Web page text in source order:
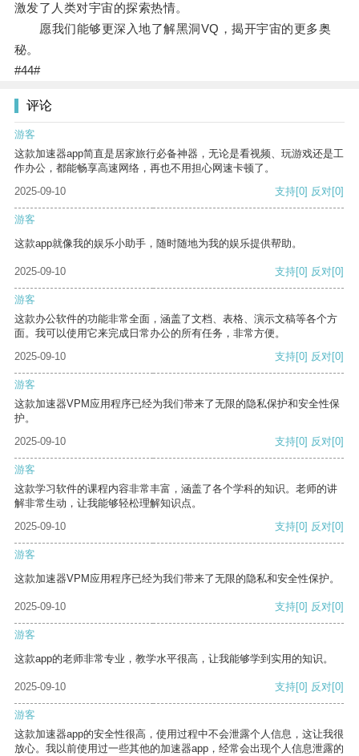
激发了人类对宇宙的探索热情。
愿我们能够更深入地了解黑洞VQ，揭开宇宙的更多奥
秘。
#44#
评论
游客
这款加速器app简直是居家旅行必备神器，无论是看视频、玩游戏还是工
作办公，都能畅享高速网络，再也不用担心网速卡顿了。
2025-09-10
支持[0] 反对[0]
游客
这款app就像我的娱乐小助手，随时随地为我的娱乐提供帮助。
2025-09-10 支持[0] 反对[0]
游客
这款办公软件的功能非常全面，涵盖了文档、表格、演示文稿等各个方
面。我可以使用它来完成日常办公的所有任务，非常方便。
2025-09-10
支持[0] 反对[0]
游客
这款加速器VPM应用程序已经为我们带来了无限的隐私保护和安全性保
护。
2025-09-10
支持[0] 反对[0]
游客
这款学习软件的课程内容非常丰富，涵盖了各个学科的知识。老师的讲
解非常生动，让我能够轻松理解知识点。
2025-09-10
支持[0] 反对[0]
游客
这款加速器VPM应用程序已经为我们带来了无限的隐私和安全性保护。
2025-09-10 支持[0] 反对[0]
游客
这款app的老师非常专业，教学水平很高，让我能够学到实用的知识。
2025-09-10 支持[0] 反对[0]
游客
这款加速器app的安全性很高，使用过程中不会泄露个人信息，这让我很
放心。我以前使用过一些其他的加速器app，经常会出现个人信息泄露的